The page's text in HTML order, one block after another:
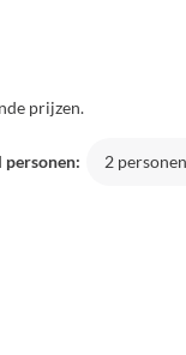
prijzen.
personen: 2 personen